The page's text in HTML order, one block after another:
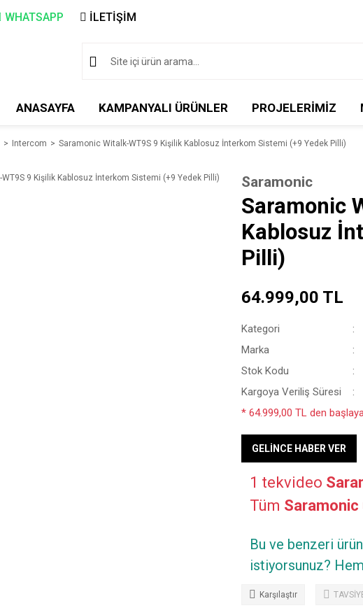
WHATSAPP İLETİŞİM
ANASAYFA KAMPANYALI ÜRÜNLER PROJELERİMİZ
Intercom Saramonic Witalk-WT9S 9 Kişilik Kablosuz İnterkom Sistemi (+9 Yedek Pilli)
Saramonic
Saramonic
Kablosuz
Pilli)
64.999,00 TL
Kategori
Marka
Stok Kodu
Kargoya Veriliş Süresi
* 64.999,00 TL den
GELİNCE HABER VER
1 tekvideo
Tüm Saramonic
Bu ve benzeri
istiyorsunuz?
Karşılaştır